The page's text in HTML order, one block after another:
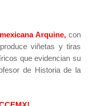
Arquine,con
viñetas y tiras
que evidencian su
de Historia de la